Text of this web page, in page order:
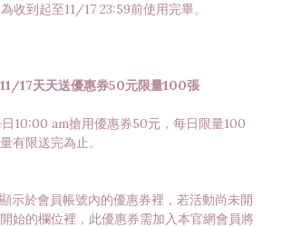
收到起至11/17 23:59前使用完畢。
17天天送優惠券50元限量100張
日10:00 am搶用優惠券50元，每日限量100
有限送完為止。
示於會員帳號內的優惠券裡，若活動尚未開
始的欄位裡，此優惠券需加入本官網會員將